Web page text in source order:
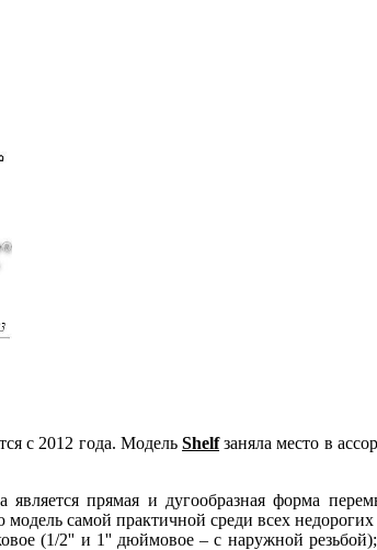
с 2012 года. МодельShelfзаняла место в
прямая и дугообразная форма
самой практичной среди всех
(1/2'' и 1'' дюймовое – c наружной резьбой);